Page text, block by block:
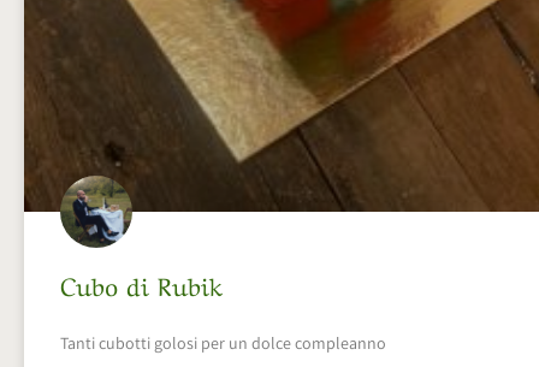
Cubo di Rubik
Tanti cubotti golosi per un dolce compleanno